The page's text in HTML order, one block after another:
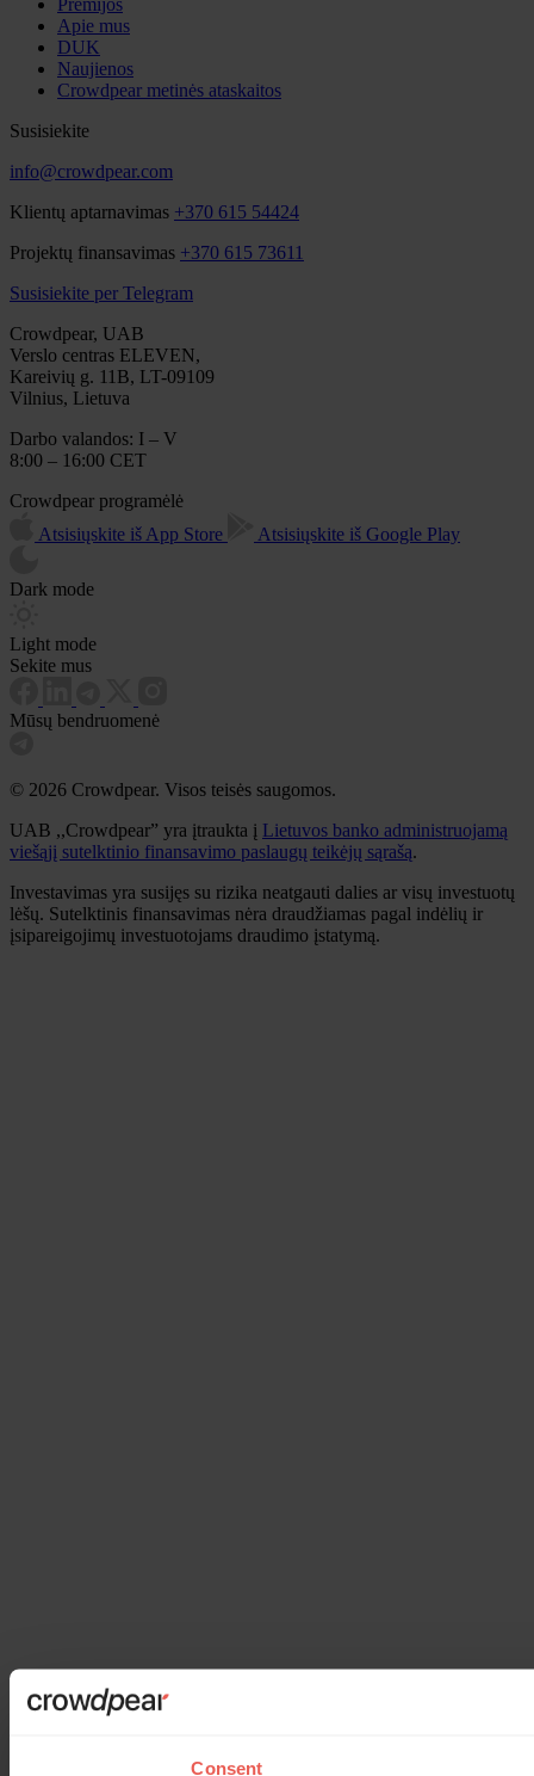
Consent
Apie mus
DUK
Naujienos
Crowdpear metinės ataskaitos
Susisiekite
info@crowdpear.com
Klientų aptarnavimas +370 615 54424
Projektų finansavimas +370 615 73611
Susisiekite per Telegram
Crowdpear, UAB
Verslo centras ELEVEN,
Kareivių g. 11B, LT-09109
Vilnius, Lietuva
Darbo valandos: I – V
8:00 – 16:00 CET
Crowdpear programėlė
Atsisiųskite iš App Store
Atsisiųskite iš Google Play
Dark mode
Light mode
Sekite mus
Mūsų bendruomenė
© 2026 Crowdpear. Visos teisės saugomos.
UAB ,,Crowdpear” yra įtraukta į Lietuvos banko administruojamą
viešąjį sutelktinio finansavimo paslaugų teikėjų sąrašą.
Investavimas yra susijęs su rizika neatgauti dalies ar visų investuotų
lėšų. Sutelktinis finansavimas nėra draudžiamas pagal indėlių ir
įsipareigojimų investuotojams draudimo įstatymą.